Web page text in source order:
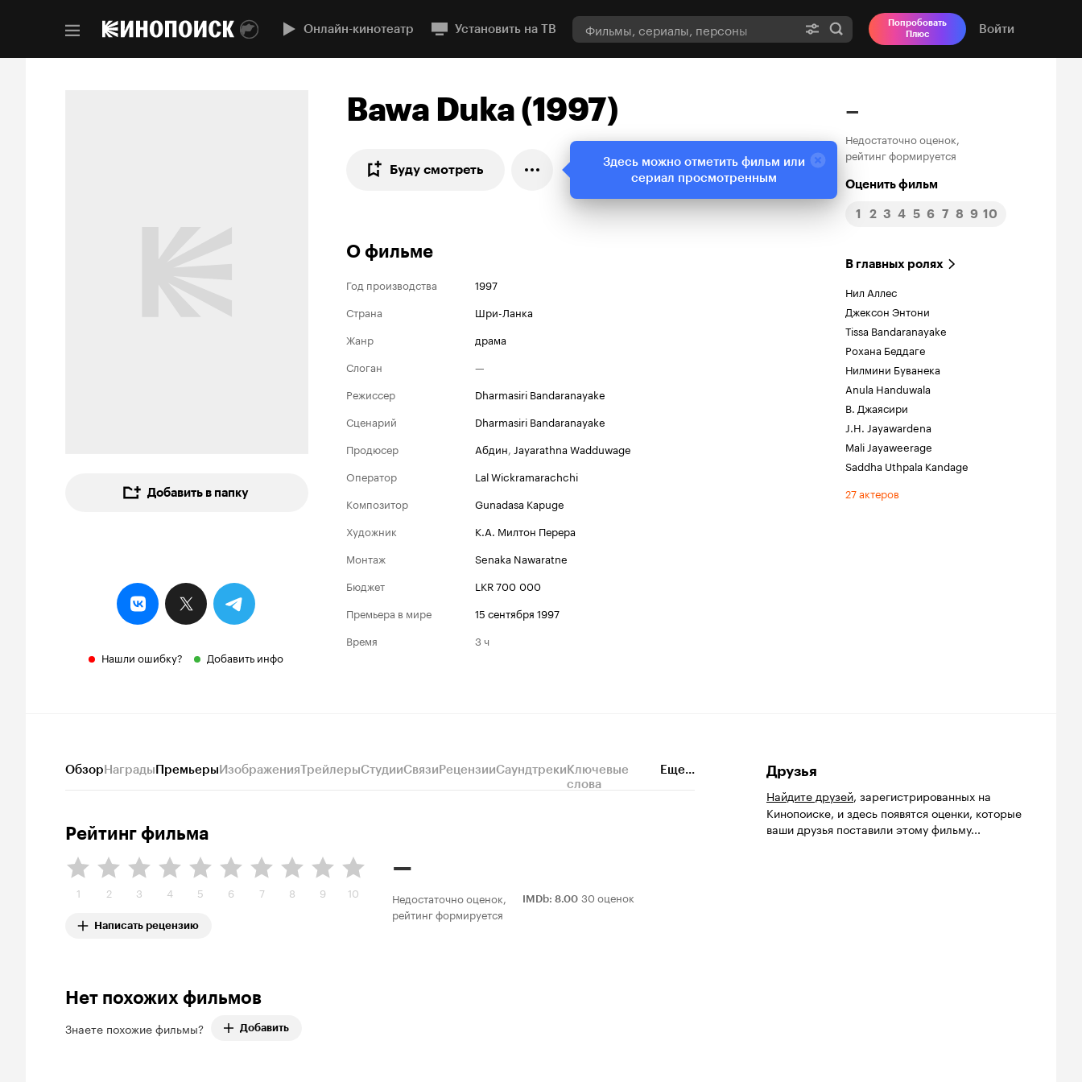
Онлайн-кинотеатр Установить на ТВ
Попробовать
Плюс
Войти
Добавить в папку
Нашли ошибку? Добавить инфо
Bawa Duka (1997)
Буду смотреть
–
Недостаточно оценок,
рейтинг формируется
Оценить фильм
1 2 3 4 5 6 7 8 9 10
О фильме
Год производства
1997
Страна
Шри-Ланка
Жанр
драма
Слоган
—
Режиссер
Dharmasiri Bandaranayake
Сценарий
Dharmasiri Bandaranayake
Продюсер
Абдин, Jayarathna Wadduwage
Оператор
Lal Wickramarachchi
Композитор
Gunadasa Kapuge
Художник
К.А. Милтон Перера
Монтаж
Senaka Nawaratne
Бюджет
LKR 700 000
Премьера в мире
15 сентября 1997
Время
3 ч
В главных ролях
Нил Аллес
Джексон Энтони
Tissa Bandaranayake
Рохана Беддаге
Нилмини Буванека
Anula Handuwala
В. Джаясири
J.H. Jayawardena
Mali Jayaweerage
Saddha Uthpala Kandage
27 актеров
ОбзорНаградыПремьерыИзображенияТрейлерыСтудииСвязиРецензииСаундтрекиКлючевые
слова
Еще...
Рейтинг фильма
1 2 3 4 5 6 7 8 9 10
Написать рецензию
–
Недостаточно оценок,
рейтинг формируется
IMDb: 8.00 30 оценок
Нет похожих фильмов
Знаете похожие фильмы? Добавить
Друзья
Найдите друзей, зарегистрированных на
Кинопоиске, и здесь появятся оценки, которые
ваши друзья поставили этому фильму...
Здесь можно отметить фильм или
сериал просмотренным